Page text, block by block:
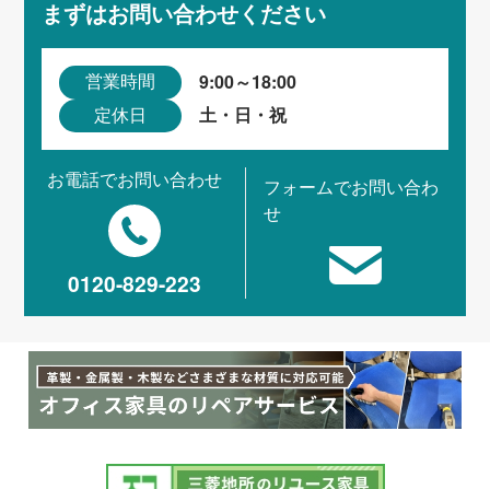
まずはお問い合わせください
営業時間 9:00～18:00
定休日 土・日・祝
お電話でお問い合わせ
0120-829-223
フォームでお問い合わ
せ